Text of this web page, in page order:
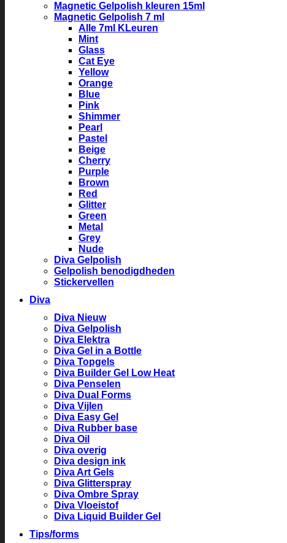
Magnetic Gelpolish kleuren 15ml
Magnetic Gelpolish 7 ml
Alle 7ml KLeuren
Mint
Glass
Cat Eye
Yellow
Orange
Blue
Pink
Shimmer
Pearl
Pastel
Beige
Cherry
Purple
Brown
Red
Glitter
Green
Metal
Grey
Nude
Diva Gelpolish
Gelpolish benodigdheden
Stickervellen
Diva
Diva Nieuw
Diva Gelpolish
Diva Elektra
Diva Gel in a Bottle
Diva Topgels
Diva Builder Gel Low Heat
Diva Penselen
Diva Dual Forms
Diva Vijlen
Diva Easy Gel
Diva Rubber base
Diva Oil
Diva overig
Diva design ink
Diva Art Gels
Diva Glitterspray
Diva Ombre Spray
Diva Vloeistof
Diva Liquid Builder Gel
Tips/forms